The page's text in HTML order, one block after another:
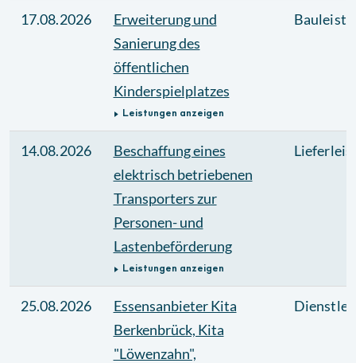
17.08.2026
Erweiterung und
Sanierung des
öffentlichen
Kinderspielplatzes
Leistungen anzeigen
14.08.2026
Beschaffung eines
elektrisch betriebenen
Transporters zur
Personen- und
Lastenbeförderung
Leistungen anzeigen
25.08.2026
Essensanbieter Kita
Berkenbrück, Kita
"Löwenzahn",